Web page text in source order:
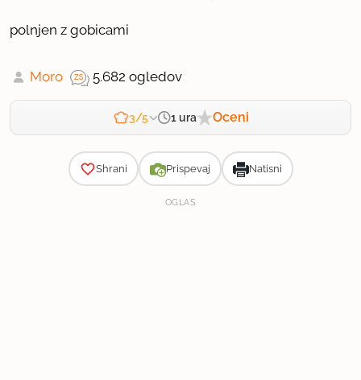
polnjen z gobicami
Moro 5.682 ogledov
3/5 1 ura Oceni
Shrani Prispevaj Natisni
OGLAS